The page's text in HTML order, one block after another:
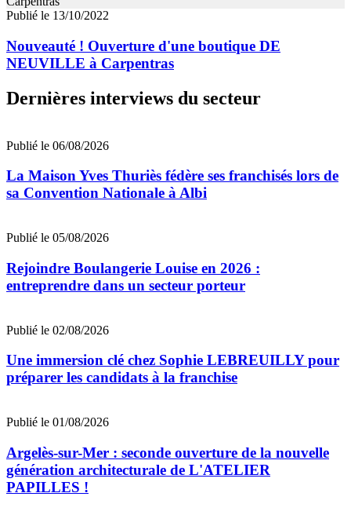
Publié le 13/10/2022
Nouveauté ! Ouverture d'une boutique DE
NEUVILLE à Carpentras
Dernières interviews du secteur
Publié le 06/08/2026
La Maison Yves Thuriès fédère ses franchisés lors de
sa Convention Nationale à Albi
Publié le 05/08/2026
Rejoindre Boulangerie Louise en 2026 :
entreprendre dans un secteur porteur
Publié le 02/08/2026
Une immersion clé chez Sophie LEBREUILLY pour
préparer les candidats à la franchise
Publié le 01/08/2026
Argelès-sur-Mer : seconde ouverture de la nouvelle
génération architecturale de L'ATELIER
PAPILLES !